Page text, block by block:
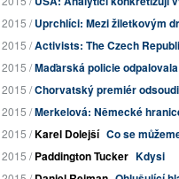
2015 /Uprchlíci: Mezi žiletkovým
2015 /Activists: The Czech
2015 /Maďarská policie
2015 /Chorvatský premiér
2015 /Merkelová: Německé
2015 /Karel Dolejší Co se
2015 /Paddington Tucker Kdysi